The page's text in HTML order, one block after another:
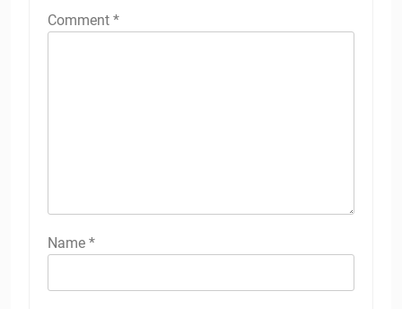
Comment *
Name *